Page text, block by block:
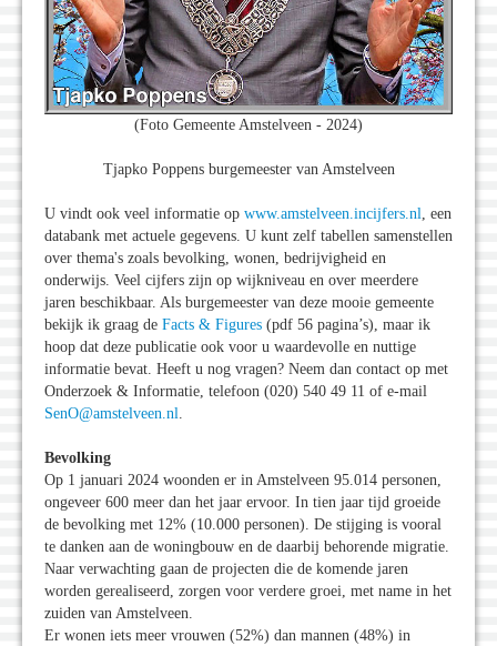
(Foto Gemeente Amstelveen - 2024)
Tjapko Poppens burgemeester van Amstelveen
U vindt ook veel informatie op www.amstelveen.incijfers.nl, een
databank met actuele gegevens. U kunt zelf tabellen samenstellen
over thema's zoals bevolking, wonen, bedrijvigheid en
onderwijs. Veel cijfers zijn op wijkniveau en over meerdere
jaren beschikbaar. Als burgemeester van deze mooie gemeente
bekijk ik graag de Facts & Figures (pdf 56 pagina’s), maar ik
hoop dat deze publicatie ook voor u waardevolle en nuttige
informatie bevat. Heeft u nog vragen? Neem dan contact op met
Onderzoek & Informatie, telefoon (020) 540 49 11 of e-mail
SenO@amstelveen.nl.
Bevolking
Op 1 januari 2024 woonden er in Amstelveen 95.014 personen,
ongeveer 600 meer dan het jaar ervoor. In tien jaar tijd groeide
de bevolking met 12% (10.000 personen). De stijging is vooral
te danken aan de woningbouw en de daarbij behorende migratie.
Naar verwachting gaan de projecten die de komende jaren
worden gerealiseerd, zorgen voor verdere groei, met name in het
zuiden van Amstelveen.
Er wonen iets meer vrouwen (52%) dan mannen (48%) in